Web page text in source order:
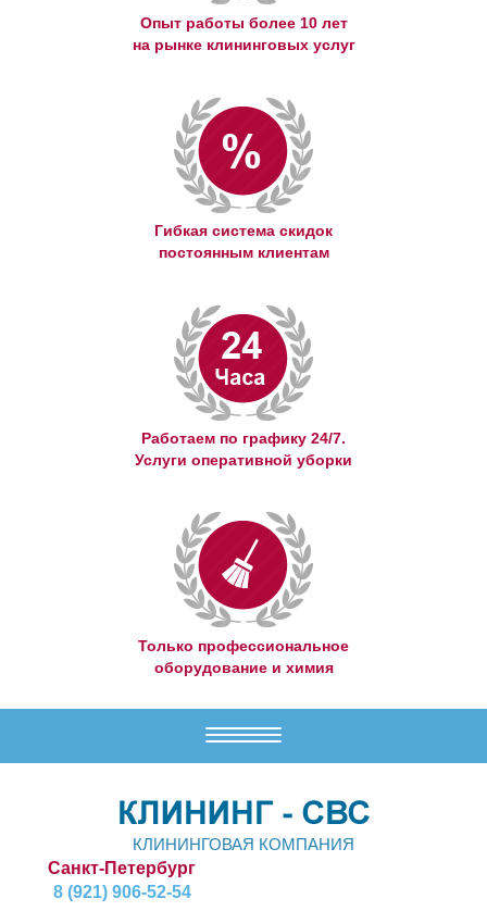
Опыт работы более 10 лет
на рынке клининговых услуг
Гибкая система скидок
постоянным клиентам
Работаем по графику 24/7.
Услуги оперативной уборки
Только профессиональное
оборудование и химия
Меню
КЛИНИНГОВАЯ КОМПАНИЯ
Санкт-Петербург
8 (921) 906-52-54